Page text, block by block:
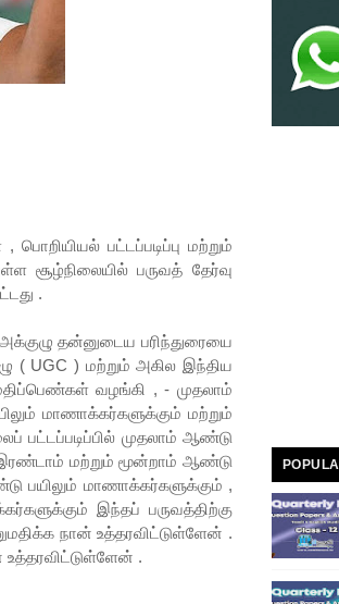
பட்டப்படிப்பு மற்றும்
சூழ்நிலையில் பருவத் தேர்வு
.
தன்னுடைய பரிந்துரையை
( UGC ) மற்றும் அகில இந்திய
வழங்கி , - முதலாம்
மாணாக்கர்களுக்கும் மற்றும்
பட்டப்படிப்பில் முதலாம் ஆண்டு
இரண்டாம் மற்றும் மூன்றாம் ஆண்டு
பயிலும் மாணாக்கர்களுக்கும் ,
இந்தப் பருவத்திற்கு
நான் உத்தரவிட்டுள்ளேன் .
உத்தரவிட்டுள்ளேன் .